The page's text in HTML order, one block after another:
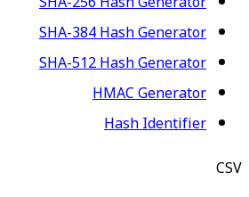
SHA-384 Hash Generator
SHA-512 Hash Generator
HMAC Generator
Hash Identifier
CSV